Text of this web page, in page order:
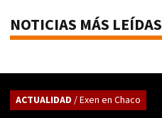
NOTICIAS MÁS LEÍDAS
ACTUALIDAD / Exen en Chaco